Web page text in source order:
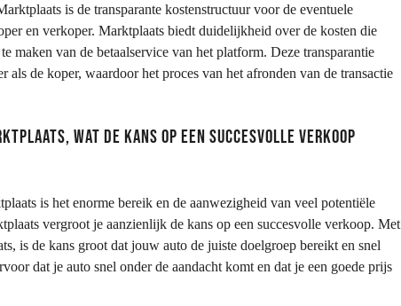
is de transparante kostenstructuur voor de eventuele
en verkoper. Marktplaats biedt duidelijkheid over de kosten die
maken van de betaalservice van het platform. Deze transparantie
de koper, waardoor het proces van het afronden van de transactie
wat de kans op een succesvolle verkoop
is het enorme bereik en de aanwezigheid van veel potentiële
vergroot je aanzienlijk de kans op een succesvolle verkoop. Met
is de kans groot dat jouw auto de juiste doelgroep bereikt en snel
dat je auto snel onder de aandacht komt en dat je een goede prijs